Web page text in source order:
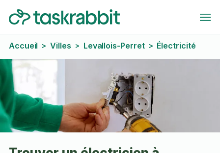
Accueil > Villes > Levallois-Perret > Électricité